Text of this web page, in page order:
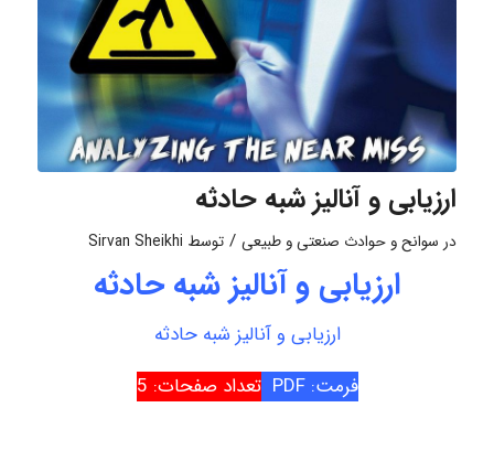
ارزیابی و آنالیز شبه حادثه
در سوانح و حوادث صنعتی و طبیعی / توسط Sirvan Sheikhi
ارزیابی و آنالیز شبه حادثه
ارزیابی و آنالیز شبه حادثه
فرمت: PDF
تعداد صفحات: 5